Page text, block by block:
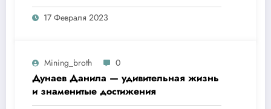
17 Февраля 2023
Mining_broth 0
Дунаев Данила — удивительная жизнь
и знаменитые достижения